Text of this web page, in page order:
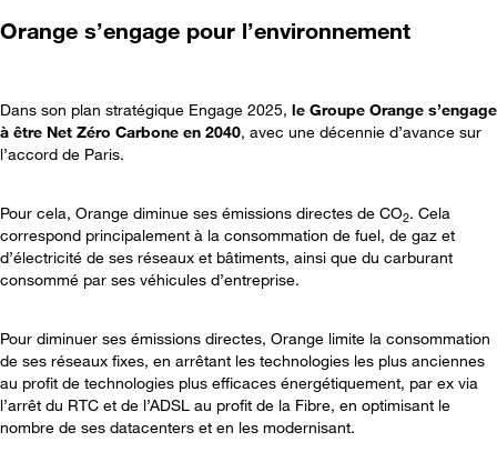
Orange s’engage pour l’environnement
Dans son plan stratégique Engage 2025, le Groupe Orange s’engage
à être Net Zéro Carbone en 2040, avec une décennie d’avance sur
l’accord de Paris.
Pour cela, Orange diminue ses émissions directes de CO2. Cela
correspond principalement à la consommation de fuel, de gaz et
d’électricité de ses réseaux et bâtiments, ainsi que du carburant
consommé par ses véhicules d’entreprise.
Pour diminuer ses émissions directes, Orange limite la consommation
de ses réseaux fixes, en arrêtant les technologies les plus anciennes
au profit de technologies plus efficaces énergétiquement, par ex via
l’arrêt du RTC et de l’ADSL au profit de la Fibre, en optimisant le
nombre de ses datacenters et en les modernisant.